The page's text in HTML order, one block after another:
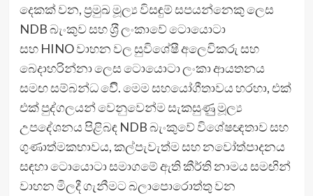
දෙකක් වන, ප‍්‍රමුඛ මූල්‍ය විසඳුම් සපයන්නෙකු ලෙස
NDB බැංකුව සහ ශ‍්‍රී ලංකාවේ ටොයොටා
සහ HINO වාහන වල සුවිශේෂී අලෙවිකරු සහ
බෙදාහරින්නා ලෙස ටොයොටා ලංකා ආයතනය
සමඟ සම්බන්ධ වේි. මෙම සහයෝගීතාවය හරහා, එක්
එක් පුද්ගලයන් වෙනුවෙන්ම සැකසුණුු මූල්‍ය
උපදේශනය පිළිබඳ NDB බැංකුවේ විශේෂඥතාව සහ
ගුණාත්මකභාවය, කල්පැවැත්ම සහ නවෝත්පාදනය
සඳහා ටොයොටා සමාගමේ ඇති කීර්ති නාමය සමඟින්
වාහන මිලදී ගැනීමට බලාපොරොත්තු වන